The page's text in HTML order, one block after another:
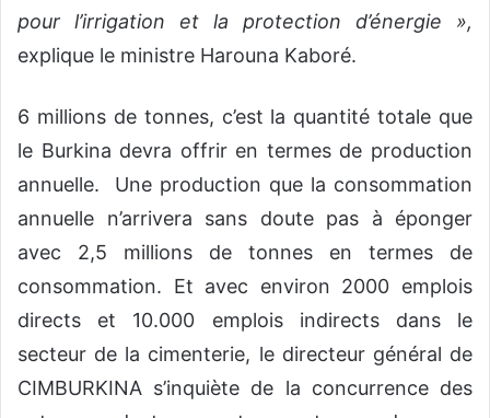
pour l’irrigation et la protection d’énergie »,
explique le ministre Harouna Kaboré.
6 millions de tonnes, c’est la quantité totale que
le Burkina devra offrir en termes de production
annuelle. Une production que la consommation
annuelle n’arrivera sans doute pas à éponger
avec 2,5 millions de tonnes en termes de
consommation. Et avec environ 2000 emplois
directs et 10.000 emplois indirects dans le
secteur de la cimenterie, le directeur général de
CIMBURKINA s’inquiète de la concurrence des